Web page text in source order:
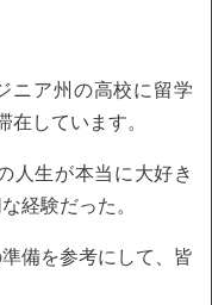
ニア州の高校に留学
在しています。
人生が本当に大好き
経験だった。
備を参考にして、皆